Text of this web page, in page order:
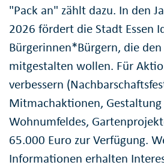
"Pack an" zählt dazu. In den
2026 fördert die Stadt Essen
Bürgerinnen*Bürgern, die
mitgestalten wollen. Für
verbessern
Mitmachaktionen, Gestaltung
Wohnumfeldes,
65.000 Euro zur Verfügung.
Informationen erhalten